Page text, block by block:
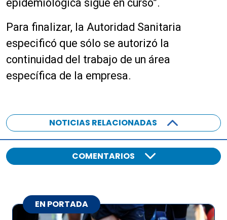
epidemiológica sigue en curso”.
Para finalizar, la Autoridad Sanitaria
especificó que sólo se autorizó la
continuidad del trabajo de un área
específica de la empresa.
NOTICIAS RELACIONADAS
COMENTARIOS
EN PORTADA